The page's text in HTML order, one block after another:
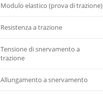
Modulo elastico (prova di trazione)
Resistenza a trazione
Tensione di snervamento a
trazione
Allungamento a snervamento